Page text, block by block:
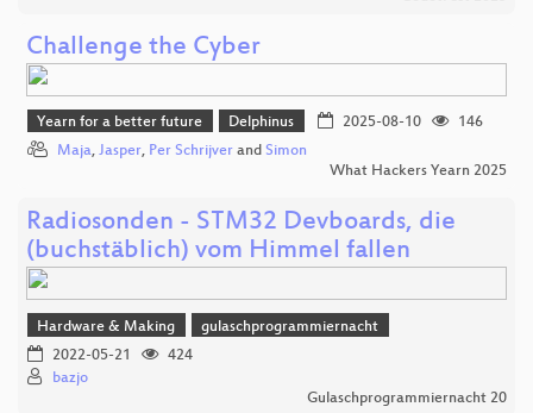
Challenge the Cyber
Yearn for a better future Delphinus 2025-08-10
146
Maja, Jasper, Per Schrijver and Simon
What Hackers Yearn 2025
Radiosonden - STM32 Devboards, die
(buchstäblich) vom Himmel fallen
Hardware & Making
gulaschprogrammiernacht
2022-05-21
424
bazjo
Gulaschprogrammiernacht 20